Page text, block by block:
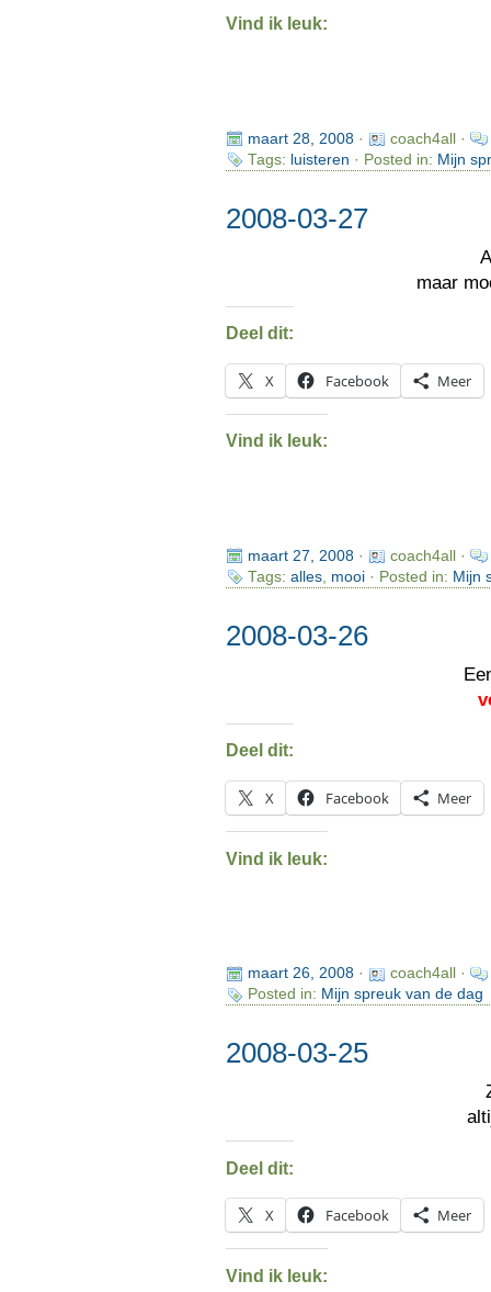
Vind ik leuk:
maart 28, 2008·
coach4all ·
Tags: luisteren · Posted in: Mijn
2008-03-27
maar
Deel dit:
X Facebook Meer
Vind ik leuk:
maart 27, 2008·
coach4all ·
Tags: alles, mooi· Posted in: Mijn
2008-03-26
Deel dit:
X Facebook Meer
Vind ik leuk:
maart 26, 2008·
coach4all ·
Posted in: Mijn spreuk van de dag
2008-03-25
Deel dit:
X Facebook Meer
Vind ik leuk: